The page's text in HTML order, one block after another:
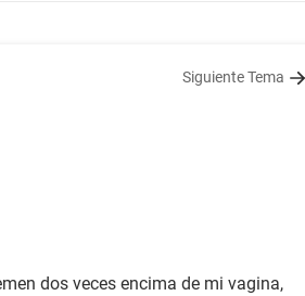
Siguiente Tema
dos veces encima de mi vagina,